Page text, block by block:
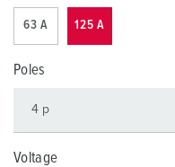
63 A 125 A
Poles
Voltage